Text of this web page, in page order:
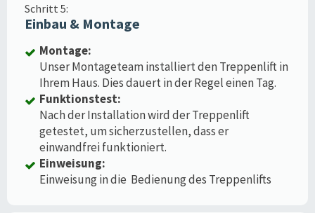
Schritt 5:
Einbau & Montage
Montage:
Unser Montageteam installiert den Treppenlift in
Ihrem Haus. Dies dauert in der Regel einen Tag.
Funktionstest:
Nach der Installation wird der Treppenlift
getestet, um sicherzustellen, dass er
einwandfrei funktioniert.
Einweisung:
Einweisung in die Bedienung des Treppenlifts